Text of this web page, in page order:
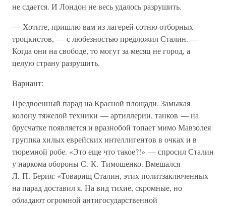
не сдается. И Лондон не весь удалось разрушить.
— Хотите, пришлю вам из лагерей сотню отборных
троцкистов, — с любезностью предложил Сталин. —
Когда они на свободе, то могут за месяц не город, а
целую страну разрушить.
Вариант:
Предвоенный парад на Красной площади. Замыкая
колону тяжелой техники — артиллерии, танков — на
брусчатке появляется и вразнобой топает мимо Мавзолея
группка хилых еврейских интеллигентов в очках и в
тюремной робе. «Это еще что такое?!» — спросил Сталин
у наркома обороны С. К. Тимошенко. Вмешался
Л. П. Берия: «Товарищ Сталин, этих политзаключенных
на парад доставил я. На вид тихие, скромные, но
обладают огромной антигосударственной